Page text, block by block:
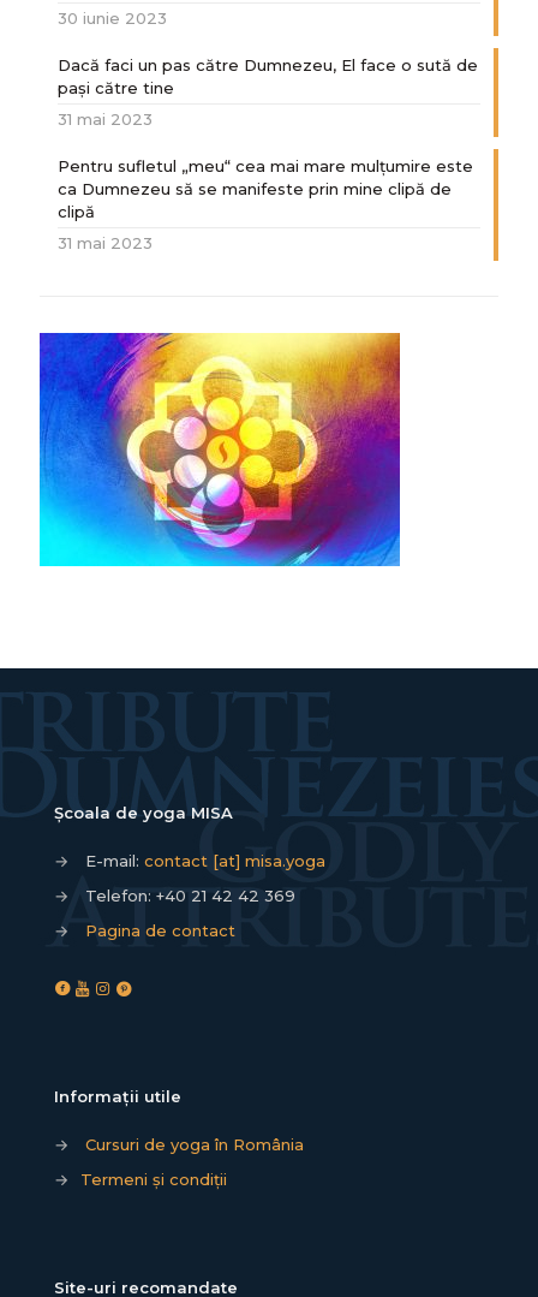
30 iunie 2023
Dacă faci un pas către Dumnezeu, El face o sută de
paşi către tine
31 mai 2023
Pentru sufletul „meu“ cea mai mare mulțumire este
ca Dumnezeu să se manifeste prin mine clipă de
clipă
31 mai 2023
Școala de yoga MISA
→ E-mail: contact [at] misa.yoga
→
Telefon: +40 21 42 42 369
→
Pagina de contact
Informații utile
→
Cursuri de yoga în România
→
Termeni și condiții
Site-uri recomandate